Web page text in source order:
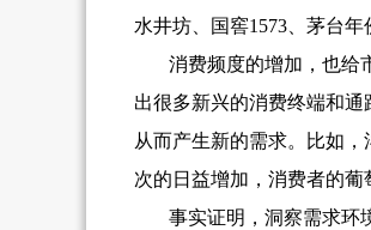
水井坊、国窖1573、茅台年
消费频度的增加，也给
出很多新兴的消费终端和
从而产生新的需求。比如
次的日益增加，消费者的
事实证明，洞察需求环